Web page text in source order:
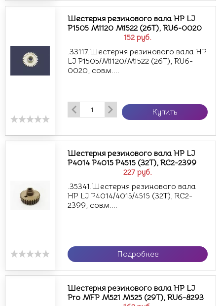
152 руб.
Шестерня резинового вала HP LJ
P1505 M1120 M1522 (26T), RU6-0020
.33117.Шестерня резинового вала HP
LJ P1505/M1120/M1522 (26T), RU6-
0020, совм....
Купить
227 руб.
Шестерня резинового вала HP LJ
P4014 P4015 P4515 (32T), RC2-2399
.35341.Шестерня резинового вала
HP LJ P4014/4015/4515 (32T), RC2-
2399, совм....
Подробнее
Шестерня резинового вала HP LJ
Pro MFP M521 M525 (29T), RU6-8293